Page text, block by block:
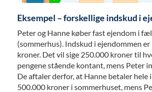
Eksempel – forskellige indskud i
Peter og Hanne køber fast ejendom i
(sommerhus). Indskud i ejendommen
kroner. Det vil sige 250.000 kroner til
pengene stående kontant, mens Peter
De aftaler derfor, at Hanne betaler hele
500.000 kroner i sommerhuset, mens